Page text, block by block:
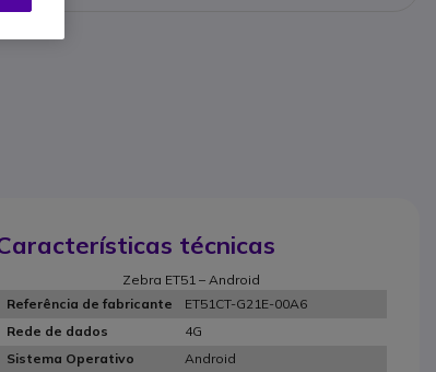
técnicas
Zebra ET51 – Android
Referência de fabricante
ET51CT-G21E-00A6
Rede de dados
4G
Sistema Operativo
Android